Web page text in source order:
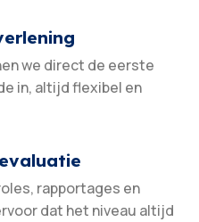
we direct de eerste
in, altijd flexibel en
rapportages en
dat het niveau altijd